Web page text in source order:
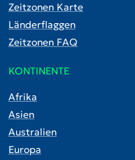
Zeitzonen Karte
Länderflaggen
Zeitzonen FAQ
KONTINENTE
Afrika
Asien
Australien
Europa